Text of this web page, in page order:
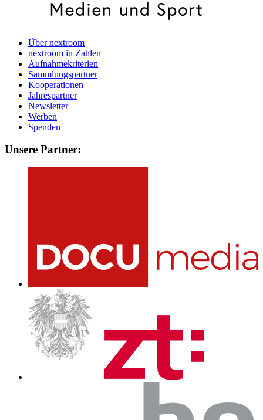
Über nextroom
nextroom in Zahlen
Aufnahmekriterien
Sammlungspartner
Kooperationen
Jahrespartner
Newsletter
Werben
Spenden
Unsere Partner: